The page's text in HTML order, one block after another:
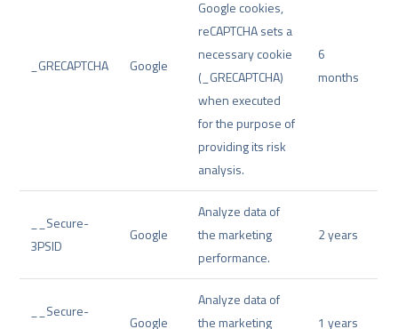
_GRECAPTCHA Google
Google cookies,
reCAPTCHA sets a
necessary cookie
(_GRECAPTCHA)
when executed
for the purpose of
providing its risk
analysis.
6
months
__Secure-
3PSID
Google
Analyze data of
the marketing
performance.
2 years
__Secure-
Google
Analyze data of
the marketing
1 years